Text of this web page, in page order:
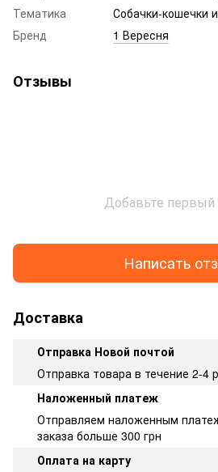
Тематика
Собачки-кошечки
Бренд
1 Вересня
Отзывы
Добавьте
Написать
Доставка
Отправка Новой почтой
Отправка товара в течение 2-4
Наложенный платеж
Отправляем наложенным
заказа больше 300 грн
Оплата на карту